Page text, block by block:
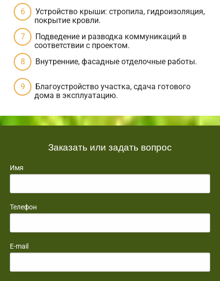
Устройство крыши: стропила, гидроизоляция,
покрытие кровли.
Подведение и разводка коммуникаций в
соответствии с проектом.
Внутренние, фасадные отделочные работы.
Благоустройство участка, сдача готового
дома в эксплуатацию.
Заказать или задать вопрос
Имя
Телефон
E-mail